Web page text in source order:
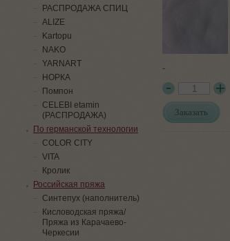
-
Заказать
РАСПРОДАЖА СПИЦ
ALIZE
Kartopu
NAKO
YARNART
НОРКА
Помпон
СELEBI etamin
(РАСПРОДАЖА)
По германской технологии
COLOR CITY
VITA
Кролик
Российская пряжа
Синтепух (наполнитель)
Кисловодская пряжа/
Пряжа из Карачаево-
Черкесии